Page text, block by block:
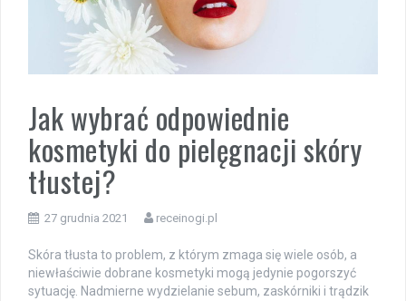
Jak wybrać odpowiednie
kosmetyki do pielęgnacji skóry
tłustej?
27 grudnia 2021 receinogi.pl
Skóra tłusta to problem, z którym zmaga się wiele osób, a
niewłaściwie dobrane kosmetyki mogą jedynie pogorszyć
sytuację. Nadmierne wydzielanie sebum, zaskórniki i trądzik